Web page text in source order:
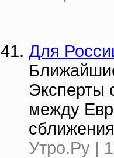
Для
Эксперты
между
Утро.Ру |